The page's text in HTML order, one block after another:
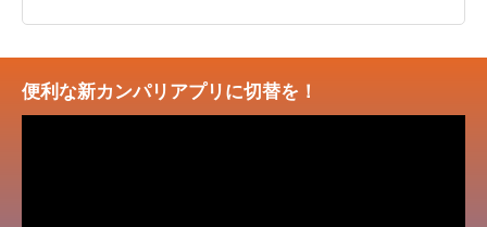
便利な新カンパリアプリに切替を！